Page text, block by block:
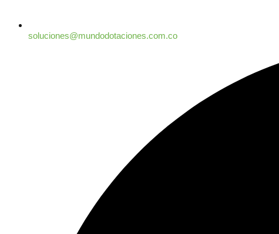
soluciones@mundodotaciones.com.co